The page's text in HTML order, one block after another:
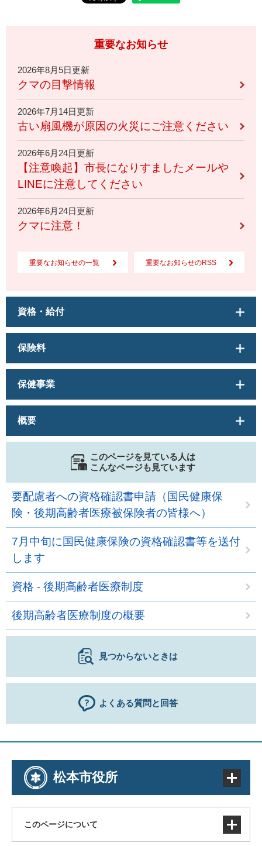
重要なお知らせ
2026年8月5日更新
クマの目撃情報
2026年7月14日更新
古い扇風機が原因の火災にご注意ください
2026年6月24日更新
【注意喚起】市長になりすましたメールや
LINEに注意してください
2026年6月24日更新
クマに注意！
重要なお知らせの一覧 重要なお知らせのRSS
資格・給付
保険料
保健事業
概要
このページを見ている人は
こんなページも見ています
要配慮者への資格確認書申請（国民健康保
険・後期高齢者医療被保険者の皆様へ）
7月中旬に国民健康保険の資格確認書等を送付
します
資格 - 後期高齢者医療制度
後期高齢者医療制度の概要
見つからないときは
よくある質問と回答
松本市役所
このページについて